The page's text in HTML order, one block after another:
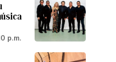
p.m.